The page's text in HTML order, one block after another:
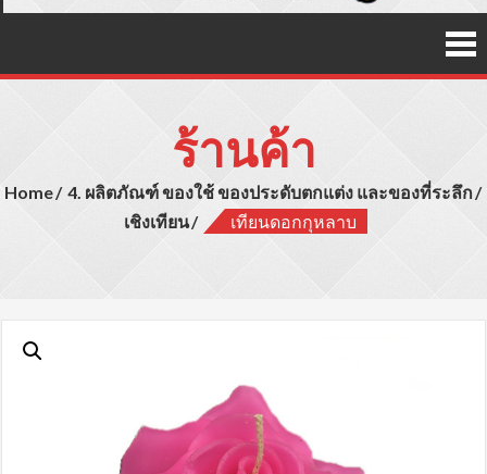
ประเภท
ผลิตภัณฑ์
สินค้าไม้
มะม่วง
ร้านค้า
Home
4. ผลิตภัณฑ์ ของใช้ ของประดับตกแต่ง และของที่ระลึก
เชิงเทียน
เทียนดอกกุหลาบ